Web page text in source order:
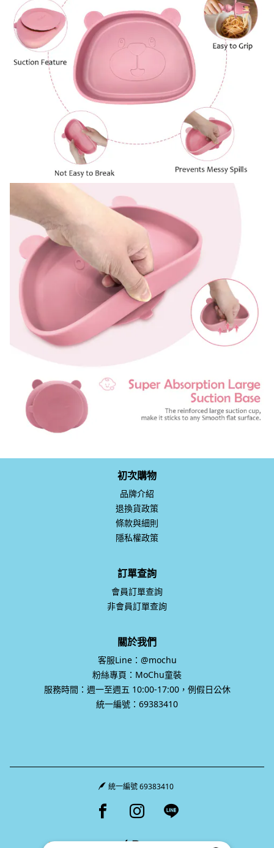
初次購物
品牌介紹
退換貨政策
條款與細則
隱私權政策
訂單查詢
會員訂單查詢
非會員訂單查詢
關於我們
客服Line：@mochu
粉絲專頁：MoChu童裝
服務時間：週一至週五 10:00-17:00，例假日公休
統一編號：69383410
統一編號 69383410
Facebook page
Instagram page
Line page